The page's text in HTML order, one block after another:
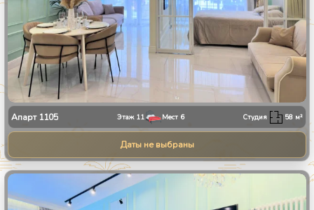
Апарт 1105 Этаж 11 Мест 6 Студия 58 м²
Даты не выбраны
1